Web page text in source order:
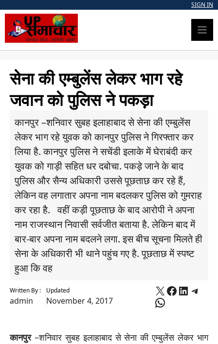
content
SIGN IN
सेना की एम्बुलेंस लेकर भाग रहे
जवान को पुलिस ने पकड़ा
कानपुर –शनिवार सुबह इलाहाबाद से सेना की एम्बुलेंस
लेकर भाग रहे युवक को कानपुर पुलिस ने गिरफ्तार कर
लिया है. कानपुर पुलिस ने सचेंडी इलाके में घेराबंदी कर
युवक को गाड़ी सहित धर दबोचा. पकड़े जाने के बाद
पुलिस और सैन्य अधिकारी उससे पूछताछ कर रहे हैं,
लेकिन वह लगातार अपना नाम बदलकर पुलिस को गुमराह
कर रहा है. वहीं कड़ी पूछताछ के बाद आरोपी ने अपना
नाम राजस्थान निवासी सर्वजीत बताया है. लेकिन बाद में
बार-बार अपना नाम बदलने लगा. इस बीच सूचना मिलते ही
सेना के अधिकारी भी थाने पहुंच गए है. पूछताछ में स्पष्ट
हुआ कि वह
Written By :
admin
Updated
November 4, 2017
X Facebook
WhatsApp
कानपुर–शनिवार सुबह इलाहाबाद से सेना की एम्बुलेंस लेकर भाग